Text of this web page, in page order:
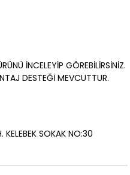
İNCELEYİP GÖREBİLİRSİNİZ.
DESTEĞİ MEVCUTTUR.
SOKAK NO:30